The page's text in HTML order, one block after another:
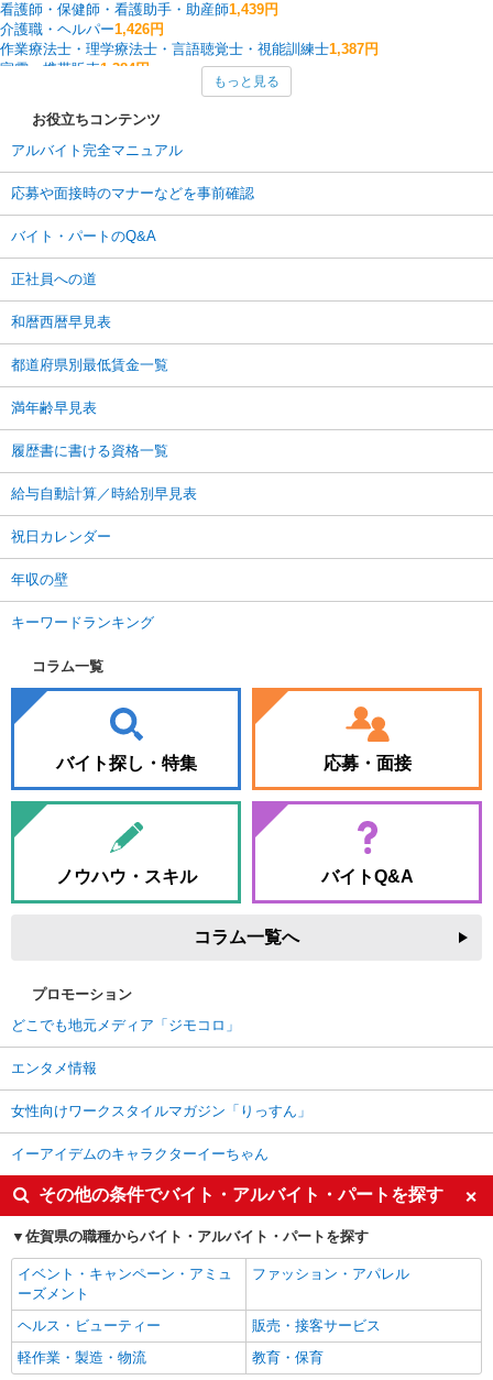
看護師・保健師・看護助手・助産師1,439円
介護職・ヘルパー1,426円
作業療法士・理学療法士・言語聴覚士・視能訓練士1,387円
家電・携帯販売1,384円
その他販売・サービス
中型（2t・4t）ドライバー
フォークリフト1,332円
佐賀県の他の職種の平均時給を見る
もっと見る
お役立ちコンテンツ
アルバイト完全マニュアル
応募や面接時のマナーなどを事前確認
バイト・パートのQ&A
正社員への道
和暦西暦早見表
都道府県別最低賃金一覧
満年齢早見表
履歴書に書ける資格一覧
給与自動計算／時給別早見表
祝日カレンダー
年収の壁
キーワードランキング
コラム一覧
バイト探し・特集 応募・面接
ノウハウ・スキル バイトQ&A
コラム一覧へ
プロモーション
どこでも地元メディア「ジモコロ」
エンタメ情報
女性向けワークスタイルマガジン「りっすん」
イーアイデムのキャラクターイーちゃん
その他の条件でバイト・アルバイト・パートを探す
佐賀県の職種からバイト・アルバイト・パートを探す
イベント・キャンペーン・アミュ
ーズメント
ファッション・アパレル
ヘルス・ビューティー
販売・接客サービス
軽作業・製造・物流
教育・保育